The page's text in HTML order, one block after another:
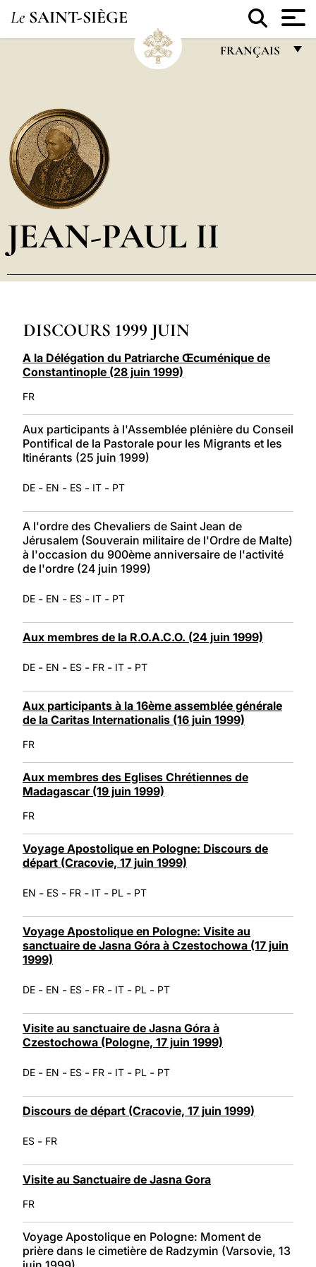
Le SAINT-SIÈGE
FRANÇAIS
العربيّة
JEAN-PAUL II
DISCOURS 1999 JUIN
A la Délégation du Patriarche Œcuménique de
Constantinople (28 juin 1999)
FR
Aux participants à l'Assemblée plénière du Conseil
Pontifical de la Pastorale pour les Migrants et les
Itinérants (25 juin 1999)
DE - EN - ES - IT - PT
A l'ordre des Chevaliers de Saint Jean de
Jérusalem (Souverain militaire de l'Ordre de Malte)
à l'occasion du 900ème anniversaire de l'activité
de l'ordre (24 juin 1999)
DE - EN - ES - IT - PT
Aux membres de la R.O.A.C.O. (24 juin 1999)
DE - EN - ES - FR - IT - PT
Aux participants à la 16ème assemblée générale
de la Caritas Internationalis (16 juin 1999)
FR
Aux membres des Eglises Chrétiennes de
Madagascar (19 juin 1999)
FR
Voyage Apostolique en Pologne: Discours de
départ (Cracovie, 17 juin 1999)
EN - ES - FR - IT - PL - PT
Voyage Apostolique en Pologne: Visite au
sanctuaire de Jasna Góra à Czestochowa (17 juin
1999)
DE - EN - ES - FR - IT - PL - PT
Visite au sanctuaire de Jasna Góra à
Czestochowa (Pologne, 17 juin 1999)
DE - EN - ES - FR - IT - PL - PT
Discours de départ (Cracovie, 17 juin 1999)
ES - FR
Visite au Sanctuaire de Jasna Gora
FR
Voyage Apostolique en Pologne: Moment de
prière dans le cimetière de Radzymin (Varsovie, 13